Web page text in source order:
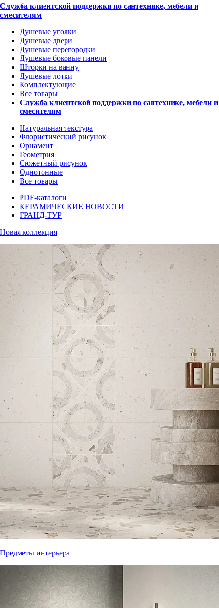
Служба клиентской поддержки по сантехнике, мебели и
смесителям
Душевые уголки
Душевые двери
Душевые перегородки
Душевые боковые панели
Шторки на ванну
Душевые лотки
Комплектующие
Все товары
Служба клиентской поддержки по сантехнике, мебели и
смесителям
Натуральная текстура
Флористический рисунок
Орнамент
Геометрия
Сюжетный рисунок
Однотонные
Все товары
PDF-каталоги
КЕРАМИЧЕСКИЕ НОВОСТИ
ГРАНД-ТУР
Новая коллекция
Предметы интерьера